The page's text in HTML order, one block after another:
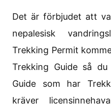
Det är förbjudet att
nepalesisk
Trekking Permit
Trekking Guide så
Guide som har
kräver